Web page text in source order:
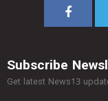
Subscribe
Get latest News13